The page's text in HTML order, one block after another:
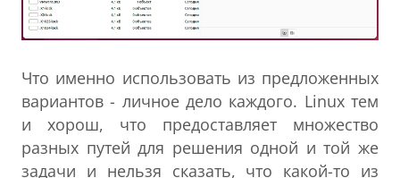
Что именно использовать из предложенных
вариантов - личное дело каждого. Linux тем
и хорош, что предоставляет множество
разных путей для решения одной и той же
задачи и нельзя сказать, что какой-то из